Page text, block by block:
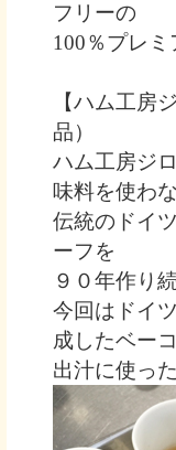
フリーの
100％プレ
【ハム工房
品）
ハム工房ジ
味料を使わ
伝統のドイ
ーフを
９０年作り
今回はドイ
成したベー
出汁に使っ